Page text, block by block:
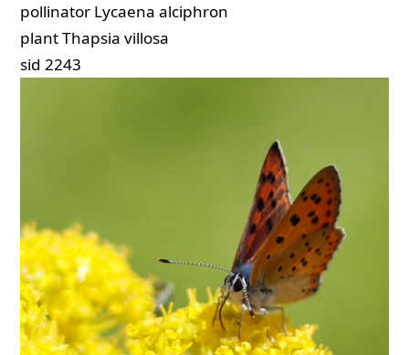
pollinator Lycaena alciphron
plantThapsia villosa
sid 2243